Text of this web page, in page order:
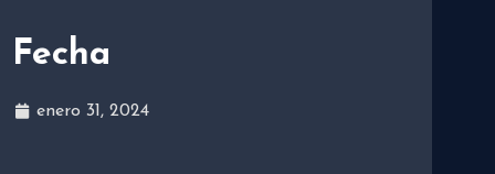
Fecha
enero 31, 2024